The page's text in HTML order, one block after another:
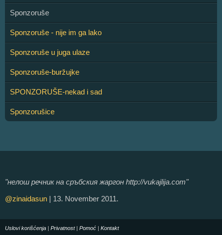
Sponzoruše
Sponzoruše - nije im ga lako
Sponzoruše u juga ulaze
Sponzoruše-buržujke
SPONZORUŠE-nekad i sad
Sponzorušice
"нелош речник на сръбския жаргон http://vukajlija.com"
@zinaidasun | 13. November 2011.
Uslovi korišćenja | Privatnost| Pomoć | Kontakt